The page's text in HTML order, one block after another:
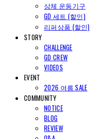
상체 운동기구
GD 세트 (할인)
리퍼상품 (할인)
STORY
CHALLENGE
GD CREW
VIDEOS
EVENT
2026 여름 SALE
COMMUNITY
NOTICE
BLOG
REVIEW